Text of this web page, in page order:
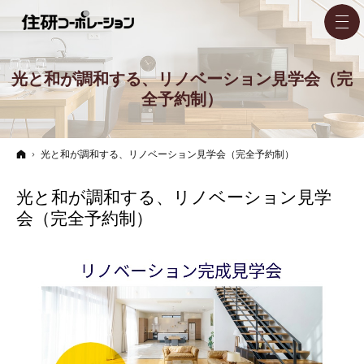
光と和が調和する、リノベーション見学会（完
全予約制）
ホーム
光と和が調和する、リノベーション見学会（完全予約制）
光と和が調和する、リノベーション見学
会（完全予約制）